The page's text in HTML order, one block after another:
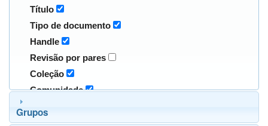
Título
Tipo de documento
Handle
Revisão por pares
Coleção
Comunidade
Grupos